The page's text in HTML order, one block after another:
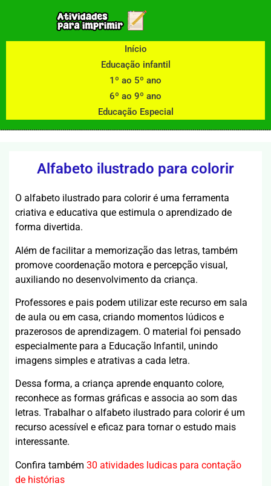
Início
Educação infantil
1º ao 5º ano
6º ao 9º ano
Educação Especial
Alfabeto ilustrado para colorir
O alfabeto ilustrado para colorir é uma ferramenta
criativa e educativa que estimula o aprendizado de
forma divertida.
Além de facilitar a memorização das letras, também
promove coordenação motora e percepção visual,
auxiliando no desenvolvimento da criança.
Professores e pais podem utilizar este recurso em sala
de aula ou em casa, criando momentos lúdicos e
prazerosos de aprendizagem. O material foi pensado
especialmente para a Educação Infantil, unindo
imagens simples e atrativas a cada letra.
Dessa forma, a criança aprende enquanto colore,
reconhece as formas gráficas e associa ao som das
letras. Trabalhar o alfabeto ilustrado para colorir é um
recurso acessível e eficaz para tornar o estudo mais
interessante.
Confira também 30 atividades ludicas para contação
de histórias